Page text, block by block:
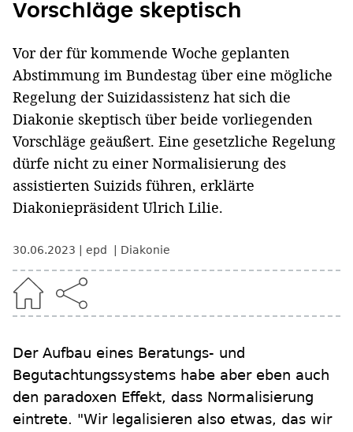
Vorschläge skeptisch
Vor der für kommende Woche geplanten
Abstimmung im Bundestag über eine mögliche
Regelung der Suizidassistenz hat sich die
Diakonie skeptisch über beide vorliegenden
Vorschläge geäußert. Eine gesetzliche Regelung
dürfe nicht zu einer Normalisierung des
assistierten Suizids führen, erklärte
Diakoniepräsident Ulrich Lilie.
30.06.2023 epd Diakonie
Der Aufbau eines Beratungs- und
Begutachtungssystems habe aber eben auch
den paradoxen Effekt, dass Normalisierung
eintrete. "Wir legalisieren also etwas, das wir